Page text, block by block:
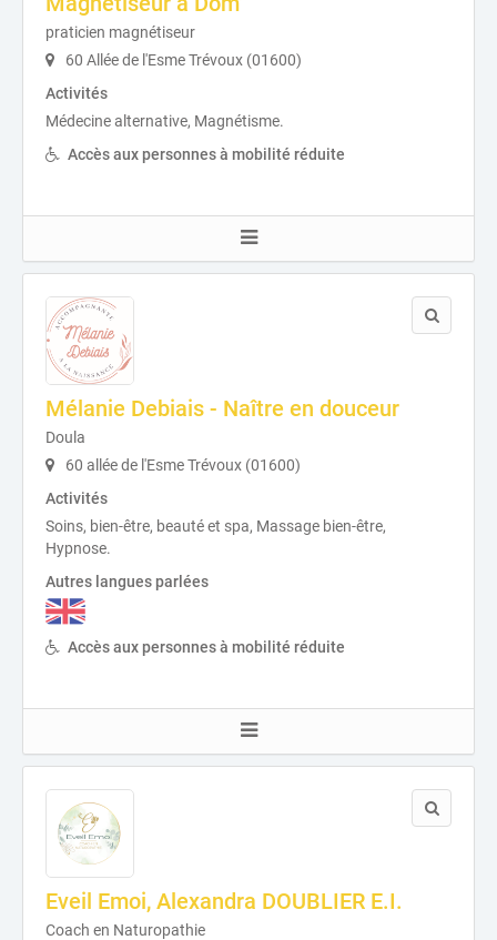
praticien magnétiseur
60 Allée de l'Esme Trévoux (01600)
Activités
Médecine alternative, Magnétisme.
Accès aux personnes à mobilité réduite
Mélanie Debiais - Naître en douceur
Doula
60 allée de l'Esme Trévoux (01600)
Activités
Soins, bien-être, beauté et spa, Massage bien-être,
Hypnose.
Autres langues parlées
Accès aux personnes à mobilité réduite
Eveil Emoi, Alexandra DOUBLIER E.I.
Coach en Naturopathie